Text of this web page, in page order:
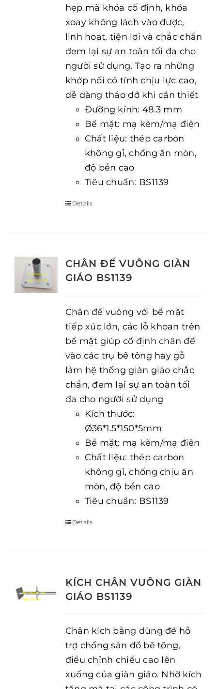
hẹp mà khóa cố định, khóa
xoay không lách vào được,
linh hoạt, tiện lợi và chắc chắn
đem lại sự an toàn tối đa cho
người sử dụng. Tạo ra những
khớp nối có tính chịu lực cao,
dễ dàng tháo dỡ khi cần thiết
Đường kính: 48.3 mm
Bề mặt: mạ kẽm/mạ điện
Chất liệu: thép carbon
không gỉ, chống ăn mòn,
độ bền cao
Tiêu chuẩn: BS1139
Details
CHÂN ĐẾ VUÔNG GIÀN
GIÁO BS1139
Chân đế vuông với bề mặt
tiếp xúc lớn, các lỗ khoan trên
bề mặt giúp cố định chân đế
vào các trụ bê tông hay gỗ
làm hệ thống giàn giáo chắc
chắn, đem lại sự an toàn tối
đa cho người sử dụng
Kích thước:
Ø36*1.5*150*5mm
Bề mặt: mạ kẽm/mạ điện
Chất liệu: thép carbon
không gỉ, chống chịu ăn
mòn, độ bền cao
Tiêu chuẩn: BS1139
Details
KÍCH CHÂN VUÔNG GIÀN
GIÁO BS1139
Chân kích bằng dùng để hỗ
trợ chống sàn đổ bê tông,
điều chỉnh chiều cao lên
xuống của giàn giáo. Nhờ kích